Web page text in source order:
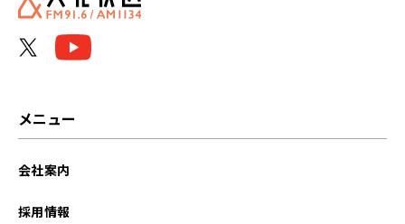
メニュー
会社案内
採用情報